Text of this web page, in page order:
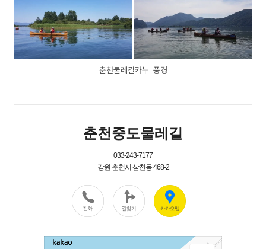
춘천물레길카누_풍경